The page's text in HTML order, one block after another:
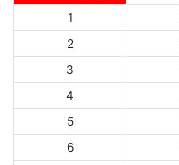
1
2
3
4
5
6